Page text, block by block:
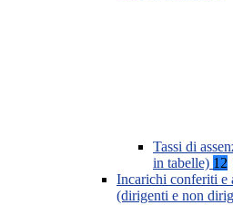
Tassi di
in tabelle) 12
Incarichi conferiti e
(dirigenti e non